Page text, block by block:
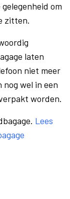
om
zitten.
laten
niet meer
wel in een
worden.
Lees